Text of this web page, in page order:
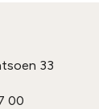
33
00